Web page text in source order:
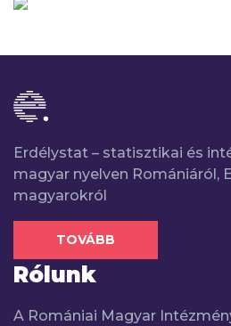
Erdélystat – statisztikai és
magyar nyelven Romániáról,
magyarokról
TOVÁBB
Rólunk
A Romániai Magyar